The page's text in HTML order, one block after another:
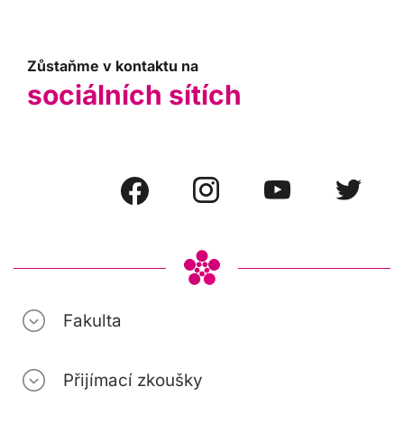
Zůstaňme v kontaktu na
sociálních sítích
Fakulta
Přijímací zkoušky